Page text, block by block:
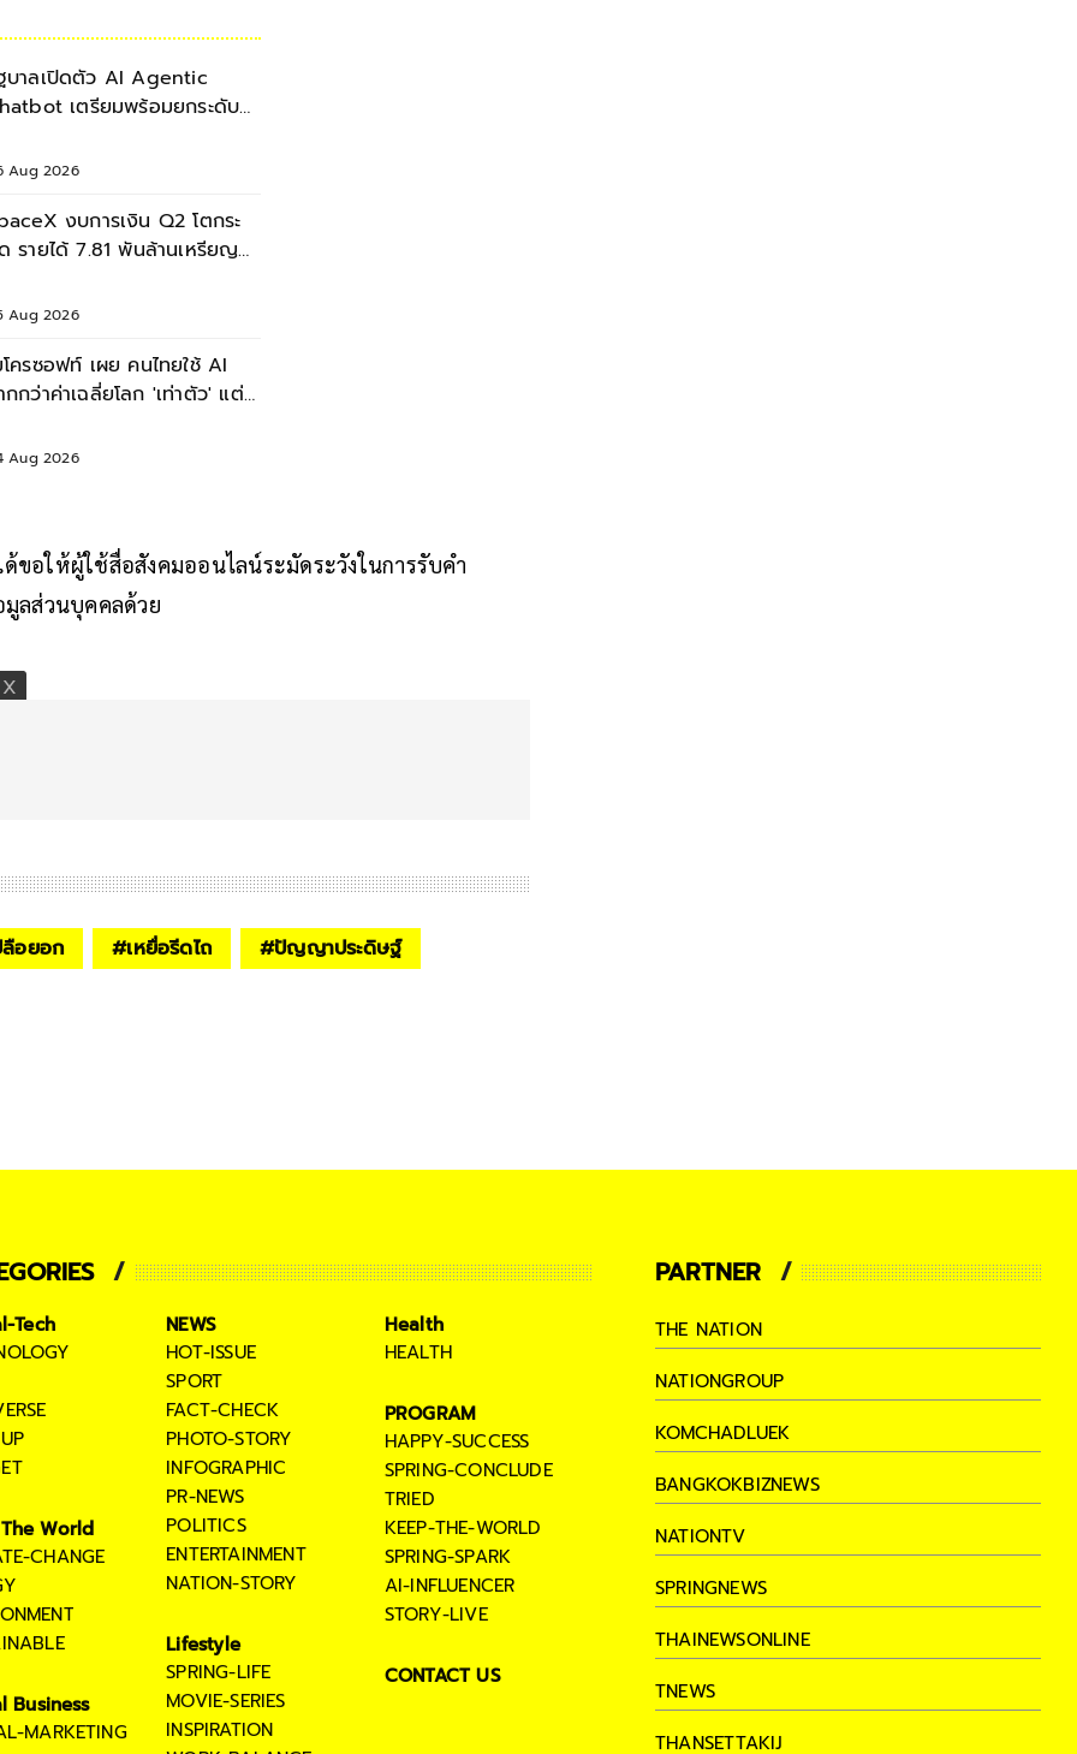
บาลเปิดตัว AI Agentic
เตรียมพร้อมยกระดับ
Aug 2026
งบการเงิน Q2 โตกระ
รายได้ 7.81 พันล้านเหรียญ
Aug 2026
โครซอฟท์ เผย คนไทยใช้ AI
กกว่าค่าเฉลี่ยโลก 'เท่าตัว' แต่
Aug 2026
ขอให้ผู้ใช้สื่อสังคมออนไลน์ระมัดระวังในการรับคำ
ลส่วนบุคคลด้วย
อยอก #เหยื่อรีดไถ #ปัญญาประดิษฐ์
Tech
World
CHANGE
Business
MARKETING
NEWS
HOT-ISSUE
SPORT
FACT-CHECK
PHOTO-STORY
INFOGRAPHIC
PR-NEWS
POLITICS
ENTERTAINMENT
NATION-STORY
Lifestyle
SPRING-LIFE
MOVIE-SERIES
INSPIRATION
Health
HEALTH
PROGRAM
HAPPY-SUCCESS
SPRING-CONCLUDE
TRIED
KEEP-THE-WORLD
SPRING-SPARK
AI-INFLUENCER
STORY-LIVE
CONTACT US
PARTNER
THE NATION
NATIONGROUP
KOMCHADLUEK
BANGKOKBIZNEWS
NATIONTV
SPRINGNEWS
THAINEWSONLINE
TNEWS
THANSETTAKIJ